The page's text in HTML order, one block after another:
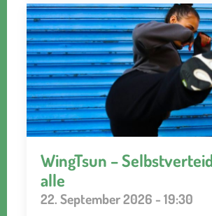
WingTsun –
alle
22. September 2026 - 19:30